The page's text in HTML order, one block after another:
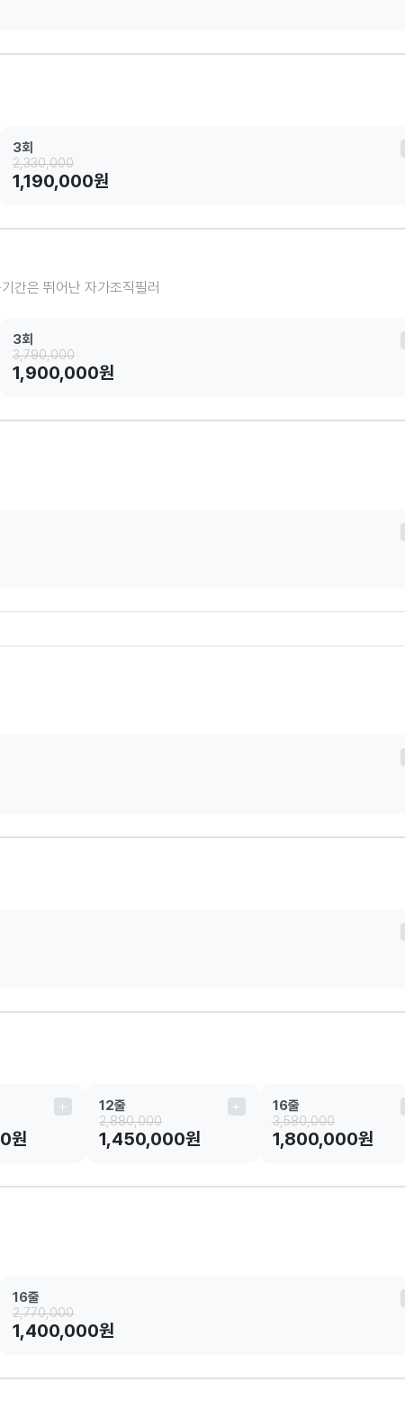
3회
2,330,000
1,190,000원
간은 뛰어난 자가조직필러
3회
3,790,000
1,900,000원
원
12줄
2,880,000
1,450,000원
16줄
3,580,000
1,800,000원
16줄
2,770,000
1,400,000원